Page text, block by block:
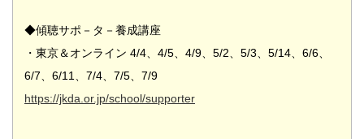
◆傾聴サポ－タ－養成講座
・東京＆オンライン 4/4、4/5、4/9、5/2、5/3、5/14、6/6、
6/7、6/11、7/4、7/5、7/9
https://jkda.or.jp/school/supporter